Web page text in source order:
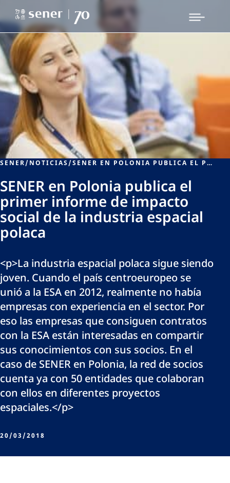
SENER/NOTICIAS/ SENER EN POLONIA PUBLICA EL PRIMER INFORME DE IMPACTO SOCIAL DE LA INDUSTRIA ESPACIAL POLACA
SENER en Polonia publica el
primer informe de impacto
social de la industria espacial
polaca
<p>La industria espacial polaca sigue siendo
joven. Cuando el país centroeuropeo se
unió a la ESA en 2012, realmente no había
empresas con experiencia en el sector. Por
eso las empresas que consiguen contratos
con la ESA están interesadas en compartir
sus conocimientos con sus socios. En el
caso de SENER en Polonia, la red de socios
cuenta ya con 50 entidades que colaboran
con ellos en diferentes proyectos
espaciales.</p>
20/03/2018